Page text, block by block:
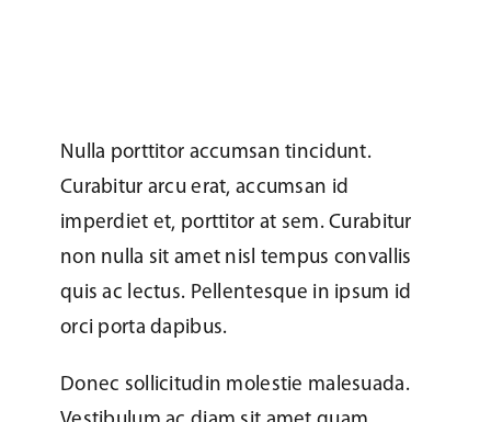
Nulla porttitor accumsan tincidunt.
Curabitur arcu erat, accumsan id
imperdiet et, porttitor at sem. Curabitur
non nulla sit amet nisl tempus convallis
quis ac lectus. Pellentesque in ipsum id
orci porta dapibus.
Donec sollicitudin molestie malesuada.